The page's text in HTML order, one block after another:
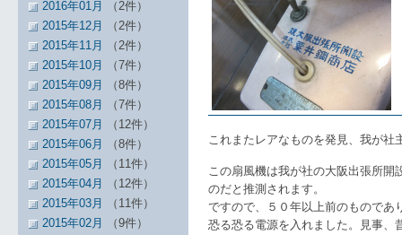
これまたレアなものを発見、我が社
この扇風機は我が社の大阪出張所開
のだと推測されます。
ですので、５０年以上前のものであ
恐る恐る電源を入れました。見事、
2016年01月
（2件）
2015年12月
（2件）
2015年11月
（2件）
2015年10月
（7件）
2015年09月
（8件）
2015年08月
（7件）
2015年07月
（12件）
2015年06月
（8件）
2015年05月
（11件）
2015年04月
（12件）
2015年03月
（11件）
2015年02月
（9件）